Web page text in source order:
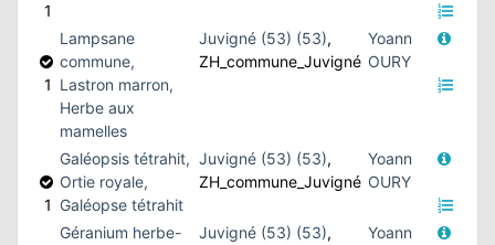
1
1
Lampsane
commune,
Lastron marron,
Herbe aux
mamelles
Juvigné (53) (53),
ZH_commune_Juvigné
Yoann
OURY
1
Galéopsis tétrahit,
Ortie royale,
Galéopse tétrahit
Juvigné (53) (53),
ZH_commune_Juvigné
Yoann
OURY
Géranium herbe-
Juvigné (53) (53),
Yoann